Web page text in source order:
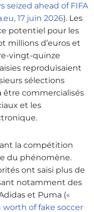
seized ahead of FIFA
17 juin 2026). Les
potentiel pour les
millions d’euros et
vingt-quinze
reproduisaient
sélections
être commercialisés
et les
la compétition
du phénomène.
ont saisi plus de
notamment des
et Puma («
worth of fake soccer